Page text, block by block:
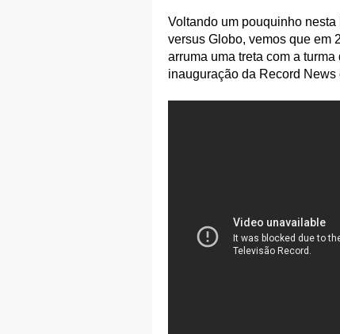
Voltando um pouquinho
versus Globo, vemos que em
arruma uma treta com a
inauguração da Record